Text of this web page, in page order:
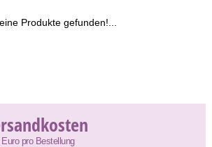
Produkte gefunden!...
pro Bestellung